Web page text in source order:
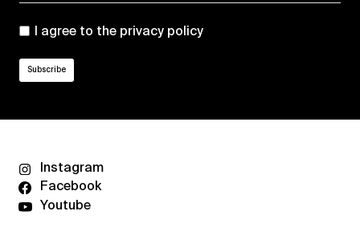
I agree to the privacy policy
Instagram
Facebook
Youtube